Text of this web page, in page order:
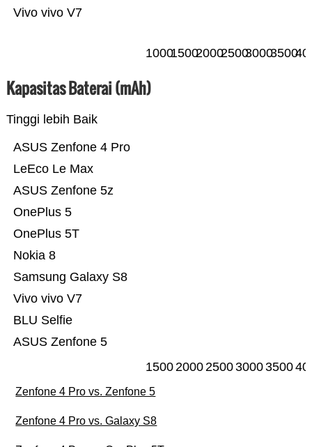
Vivo vivo V7
100015002000250030003500
Kapasitas Baterai (mAh)
Tinggi lebih Baik
ASUS Zenfone 5
BLU Selfie
Vivo vivo V7
Samsung Galaxy S8
Nokia 8
OnePlus 5T
OnePlus 5
ASUS Zenfone 5z
LeEco Le Max
ASUS Zenfone 4 Pro
15002000250030003500
Zenfone 4 Pro vs. Zenfone 5
Zenfone 4 Pro vs. Galaxy S8